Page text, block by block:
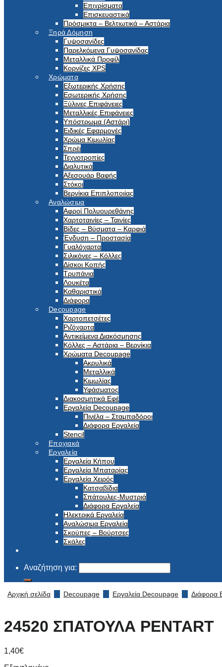
Επιχρίσματα
Επισκευαστικά
Πρόσμικτα – Βελτιωτικά – Αστάρια
Ξηρά Δόμηση
Γυψοσανίδες
Παρελκόμενα Γυψοσανίδας
Μεταλλικά Προφίλ
Κορνίζες XPS
Χρώματα
Εξωτερικής Χρήσης
Εσωτερικής Χρήσης
Ξύλινες Επιφάνειες
Μεταλλικές Επιφάνειες
Υπόστρωμα (Αστάρι)
Ειδικές Εφαρμογές
Χρώμα Κιμωλίας
Σπρέι
Τεχνοτροπίες
Διαλυτικά
Αξεσουάρ Βαφής
Στόκοι
Βερνίκια Επιπλοποιίας
Αναλώσιμα
Αφροί Πολυουρεθάνης
Χαρτοταινίες – Ταινίες
Βίδες – Βύσματα – Καρφιά
Ένδυση – Προστασία
Γυαλόχαρτα
Σιλικόνες – Κόλλες
Δίσκοι Κοπής
Τρυπάνια
Λουκέτα
Καθαριστικά
Διάφορα
Decoupage
Χαρτοπετσέτες
Ριζόχαρτα
Αντικείμενα Διακόσμησης
Κόλλες – Αστάρια – Βερνίκια
Χρώματα Decoupage
Ακρυλικά
Μεταλλικά
Κιμωλίας
Υφάσματος
Διακοσμητικά Εφέ
Εργαλεία Decoupage
Πινέλα – Σταμπαδόροι
Διάφορα Εργαλεία
Stencil
Εποχιακά
Εργαλεία
Εργαλεία Κήπου
Εργαλεία Μπαταρίας
Εργαλεία Χειρός
Κατσαβίδια
Σπάτουλες-Μυστριά
Διάφορα Εργαλεία
Ηλεκτρικά Εργαλεία
Αναλώσιμα Εργαλεία
Σκούπες – Βούρτσες
Σκάλες
Αναζήτηση για:
Αρχική σελίδα / Decoupage / Εργαλεία Decoupage / Διάφορα
24520 ΣΠΑΤΟΥΛΑ PENTART
1,40€